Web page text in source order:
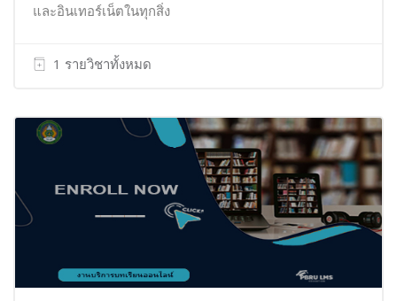
และอินเทอร์เน็ตในทุกสิ่ง
1 รายวิชาทั้งหมด